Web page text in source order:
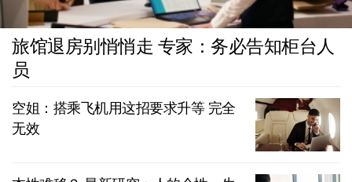
旅馆退房别悄悄走 专家：务必告知柜台人
员
空姐：搭乘飞机用这招要求升等 完全
无效